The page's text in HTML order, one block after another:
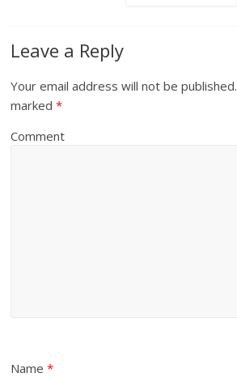
Leave a Reply
Your email address will not be published.
marked*
Comment
Name*